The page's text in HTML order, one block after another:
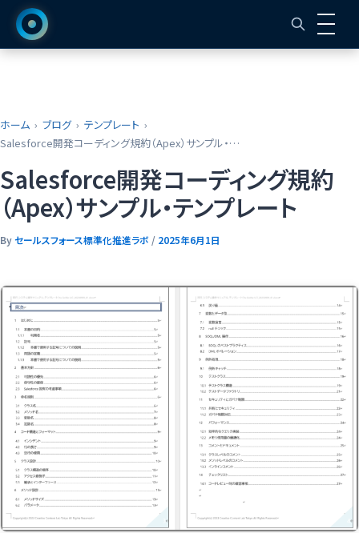
ホーム ブログ
テンプレート
Salesforce開発コーディング規約（Apex）サンプル・テンプレート
Salesforce開発コーディング規約
（Apex）サンプル・テンプレート
Byセールスフォース標準化推進ラボ / 2025年6月1日